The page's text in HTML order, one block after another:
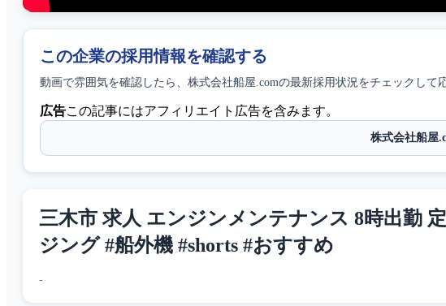
この企業の採用情報を確認する
動画で雰囲気を確認したら、 株式会社船屋.comの最新採用状況をチェックして
広告この記事にはアフィリエイト広告を含みます。
株式会社船屋
三木市 求人 エンジンメンテナンス 8時出勤
ジング #船外機 #shorts #おすすめ
-